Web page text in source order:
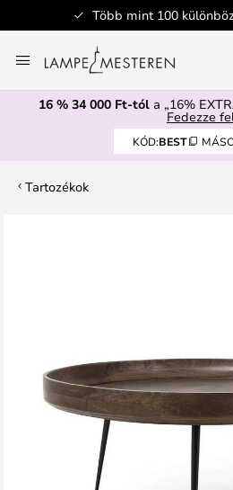
Több mint 100
a
tartalomhoz
16 % 34 000 Ft-tóla „16%
Fedezze
KÓD:BEST
Tartozékok